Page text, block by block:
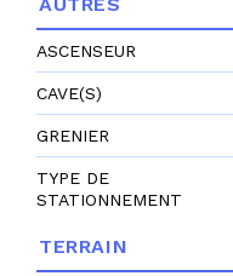
ASCENSEUR
CAVE(S)
GRENIER
TYPE DE
STATIONNEMENT
TERRAIN